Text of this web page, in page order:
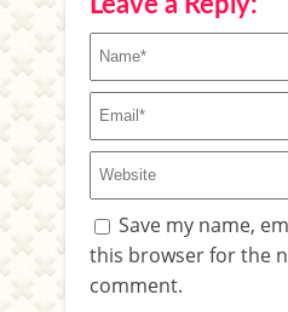
Save my name,
this browser for the
comment.